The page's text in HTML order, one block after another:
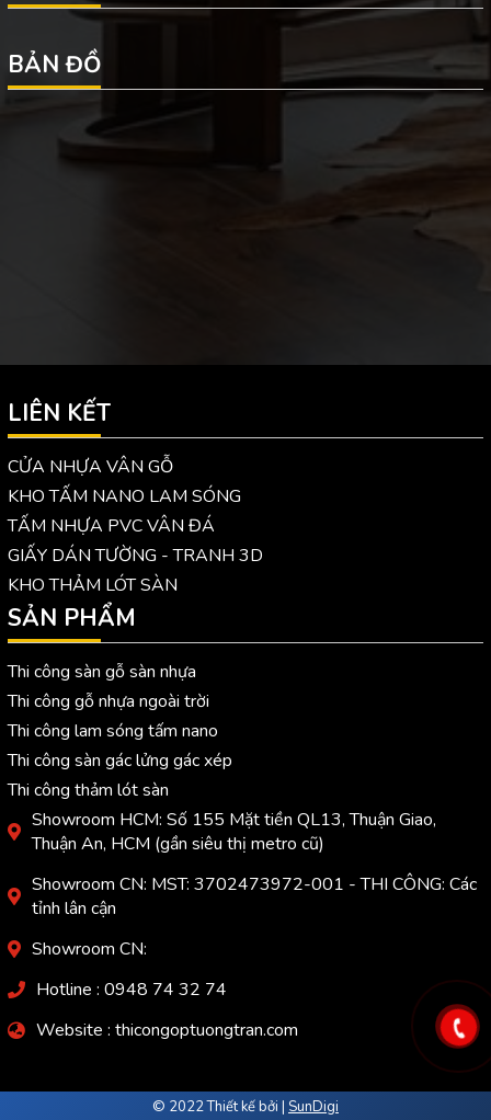
BẢN ĐỒ
LIÊN KẾT
CỬA NHỰA VÂN GỖ
KHO TẤM NANO LAM SÓNG
TẤM NHỰA PVC VÂN ĐÁ
GIẤY DÁN TƯỜNG - TRANH 3D
KHO THẢM LÓT SÀN
SẢN PHẨM
Thi công sàn gỗ sàn nhựa
Thi công gỗ nhựa ngoài trời
Thi công lam sóng tấm nano
Thi công sàn gác lửng gác xép
Thi công thảm lót sàn
Showroom HCM: Số 155 Mặt tiền QL13, Thuận Giao,
Thuận An, HCM (gần siêu thị metro cũ)
Showroom CN: MST: 3702473972-001 - THI CÔNG: Các
tỉnh lân cận
Showroom CN:
Hotline : 0948 74 32 74
Website : thicongoptuongtran.com
© 2022 Thiết kế bởi | SunDigi